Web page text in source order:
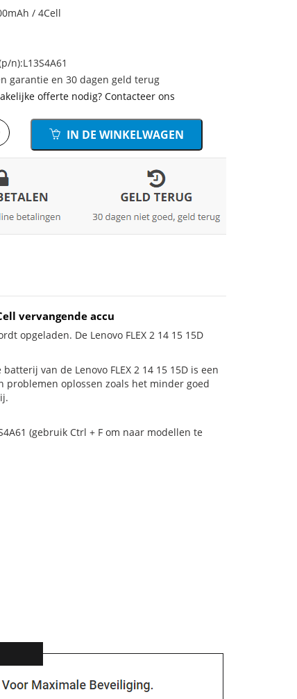
/ 4Cell
n):L13S4A61
garantie en 30 dagen geld terug
offerte nodig? Contacteer ons
IN DE WINKELWAGEN
vervangende accu
opgeladen. De Lenovo FLEX 2 14 15 15D
van de Lenovo FLEX 2 14 15 15D is een
oplossen zoals het minder goed
(gebruik Ctrl + F om naar modellen te